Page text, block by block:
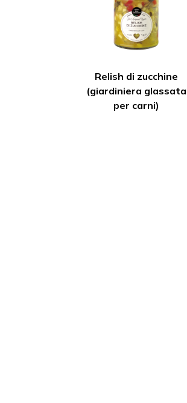
Relish di zucchine
(giardiniera glassata
per carni)